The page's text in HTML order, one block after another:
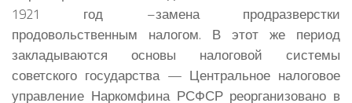
1921 год –замена продразверстки
продовольственным налогом. В этот же период
закладываются основы налоговой системы
советского государства — Центральное налоговое
управление Наркомфина РСФСР реорганизовано в